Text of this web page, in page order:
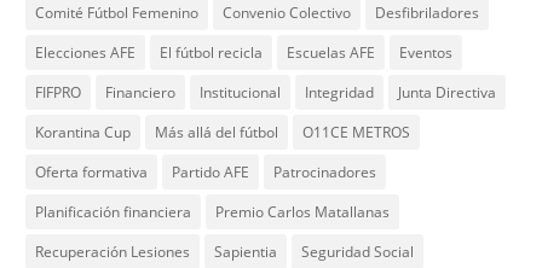
Comité Fútbol Femenino
Convenio Colectivo
Desfibriladores
Elecciones AFE
El fútbol recicla Escuelas AFE
Eventos
FIFPRO
Financiero Institucional Integridad
Junta Directiva
Korantina Cup
Más allá del fútbol
O11CE METROS
Oferta formativa
Partido AFE
Patrocinadores
Planificación financiera
Premio Carlos Matallanas
Recuperación Lesiones
Sapientia
Seguridad Social